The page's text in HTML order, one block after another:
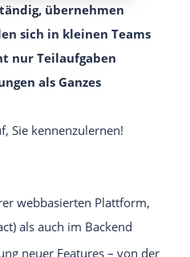
übernehmen
sich in kleinen Teams
nur Teilaufgaben
als Ganzes
Sie kennenzulernen!
webbasierten Plattform,
als auch im Backend
neuer Features – von der